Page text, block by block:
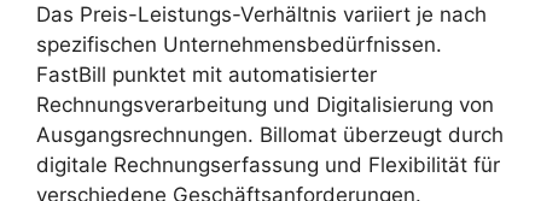
Das Preis-Leistungs-Verhältnis variiert je nach
spezifischen Unternehmensbedürfnissen.
FastBill punktet mit automatisierter
Rechnungsverarbeitung und Digitalisierung von
Ausgangsrechnungen. Billomat überzeugt durch
digitale Rechnungserfassung und Flexibilität für
verschiedene Geschäftsanforderungen.